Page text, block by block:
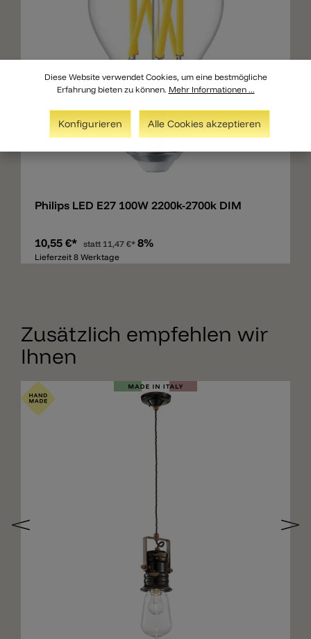
Philips LED E27 100W 2200k-2700k DIM
10,55 €* statt 11,47 €* 8%
Lieferzeit 8 Werktage
Zusätzlich empfehlen wir
Ihnen
Diese Website verwendet Cookies, um eine bestmögliche
Erfahrung bieten zu können. Mehr Informationen ...
Konfigurieren Alle Cookies akzeptieren